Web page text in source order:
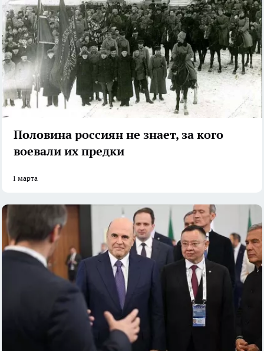
Половина россиян не знает, за кого
воевали их предки
1 марта